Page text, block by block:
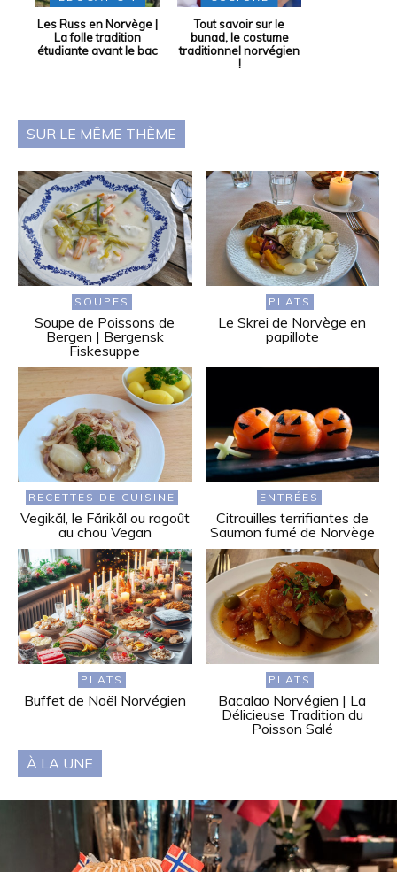
Les Russ en Norvège |
La folle tradition
étudiante avant le bac
Tout savoir sur le
bunad, le costume
traditionnel norvégien
!
SUR LE MÊME THÈME
SOUPES
Soupe de Poissons de
Bergen | Bergensk
Fiskesuppe
PLATS
Le Skrei de Norvège en
papillote
RECETTES DE CUISINE
Vegikål, le Fårikål ou ragoût
au chou Vegan
ENTRÉES
Citrouilles terrifiantes de
Saumon fumé de Norvège
PLATS
Buffet de Noël Norvégien
PLATS
Bacalao Norvégien | La
Délicieuse Tradition du
Poisson Salé
À LA UNE